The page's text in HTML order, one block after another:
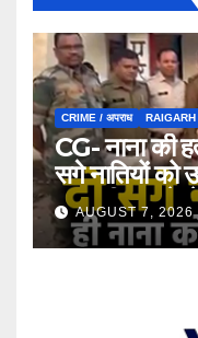
CRIME / अपराध RAIGARH
CG- नाना की
सगे नातियों को
कुल्हाड़ी-फावड़े
AUGUST 7, 2026